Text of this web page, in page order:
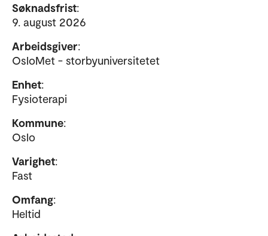
Søknadsfrist:
9. august 2026
Arbeidsgiver:
OsloMet - storbyuniversitetet
Enhet:
Fysioterapi
Kommune:
Oslo
Varighet:
Fast
Omfang:
Heltid